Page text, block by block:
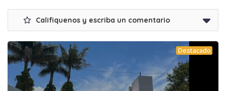
Califiquenos y escriba un comentario
Destacado